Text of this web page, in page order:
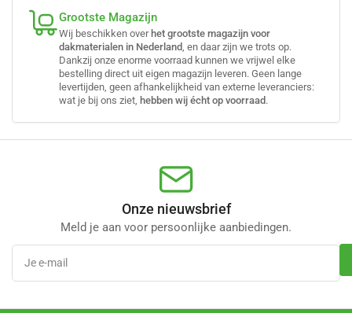
Grootste Magazijn
Wij beschikken overhet grootste magazijn voor
dakmaterialen in Nederland , en daar zijn we trots op.
Dankzij onze enorme voorraad kunnen we vrijwel elke
bestelling direct uit eigen magazijn leveren. Geen lange
levertijden, geen afhankelijkheid van externe leveranciers:
wat je bij ons ziet, hebben wij écht op voorraad.
Onze nieuwsbrief
Meld je aan voor persoonlijke aanbiedingen.
Je
mail